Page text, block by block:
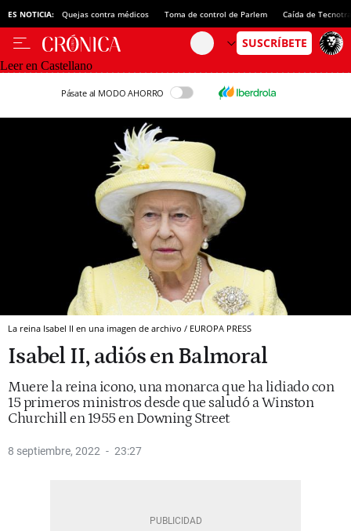
ES NOTICIA: Quejas contra médicos Toma de control de Parlem Caída de
Leer en Castellano
Pásate al MODO AHORRO
La reina Isabel II en una imagen de archivo / EUROPA PRESS
Isabel II, adiós en Balmoral
Muere la reina icono, una monarca que ha lidiado con
15 primeros ministros desde que saludó a Winston
Churchill en 1955 en Downing Street
8 septiembre, 2022 23:27